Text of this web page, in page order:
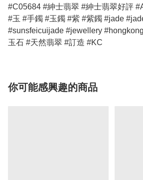
#C05684 #紳士翡翠 #紳士翡翠好評
#玉 #手鐲 #玉鐲 #紫 #紫鐲 #jade
#sunsfeicuijade #jewellery
玉石 #天然翡翠 #訂造 #KC
你可能感興趣的商品